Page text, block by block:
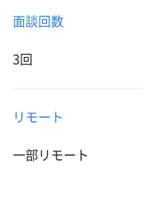
面談回数
3回
リモート
一部リモート